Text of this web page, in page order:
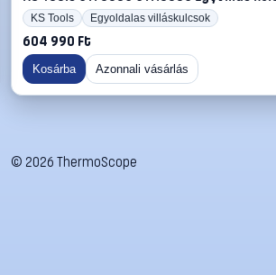
KS Tools Egyoldalas villáskulcsok
604 990 Ft
Kosárba Azonnali vásárlás
© 2026 ThermoScope